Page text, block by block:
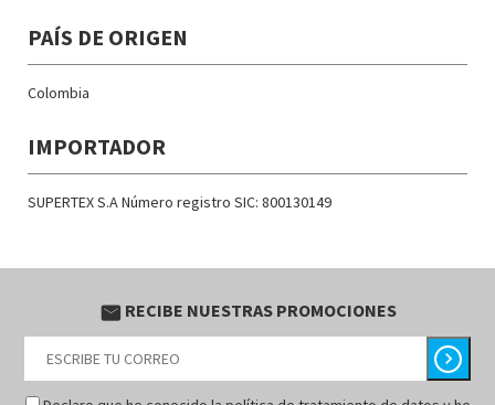
PAÍS DE ORIGEN
Colombia
IMPORTADOR
SUPERTEX S.A Número registro SIC: 800130149
email RECIBE NUESTRAS PROMOCIONES
chevron_right